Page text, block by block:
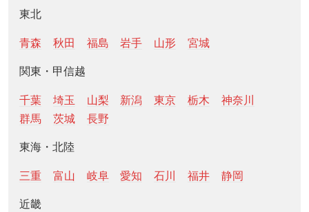
東北
青森 秋田 福島 岩手 山形 宮城
関東・甲信越
千葉 埼玉 山梨 新潟 東京 栃木
神奈川
群馬
茨城 長野
東海・北陸
三重 富山 岐阜 愛知 石川 福井 静岡
近畿